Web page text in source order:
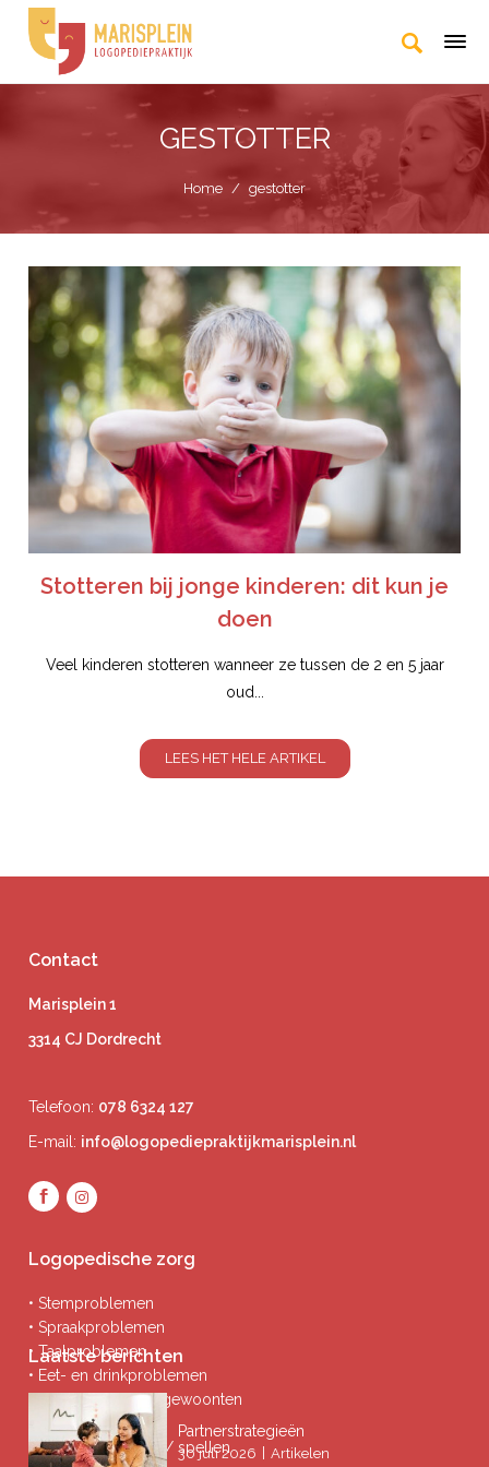
GESTOTTER
Home / gestotter
Stotteren bij jonge kinderen: dit kun je
doen
Veel kinderen stotteren wanneer ze tussen de 2 en 5 jaar
oud...
LEES HET HELE ARTIKEL
Contact
Marisplein 1
3314 CJ Dordrecht
Telefoon: 078 6324 127
E-mail: info@logopediepraktijkmarisplein.nl
Logopedische zorg
• Stemproblemen
• Spraakproblemen
• Taalproblemen
• Eet- en drinkproblemen
• Afwijkende mondgewoonten
• Ademproblemen
• Problemen lezen / spellen
Laatste berichten
Partnerstrategieën
30 juli 2026 Artikelen